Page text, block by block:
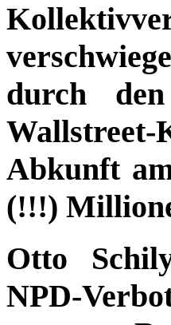
durch
Abkunft
(!!!)
Otto
NPD-